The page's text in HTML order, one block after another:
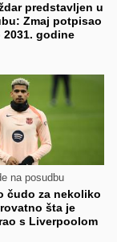
predstavljen u
Zmaj potpisao
godine
na posudbu
čudo za nekoliko
šta je
s Liverpoolom